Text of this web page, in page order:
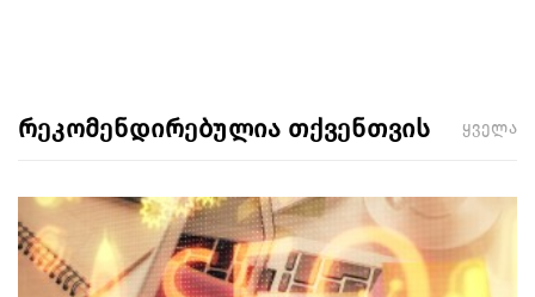
რეკომენდირებულია თქვენთვის ყველა